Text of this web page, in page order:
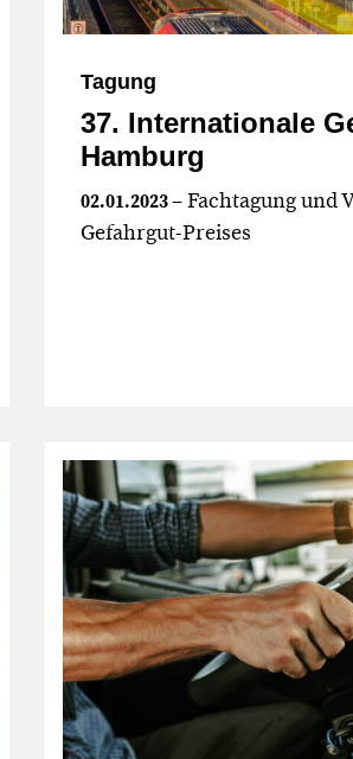
Tagung
37. Internationale
Hamburg
02.01.2023– Fachtagung und
Gefahrgut-Preises